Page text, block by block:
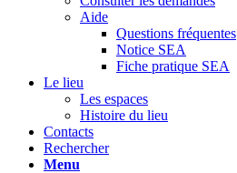
Aide
Questions fréquentes
Notice SEA
Fiche pratique SEA
Le lieu
Les espaces
Histoire du lieu
Contacts
Rechercher
Menu